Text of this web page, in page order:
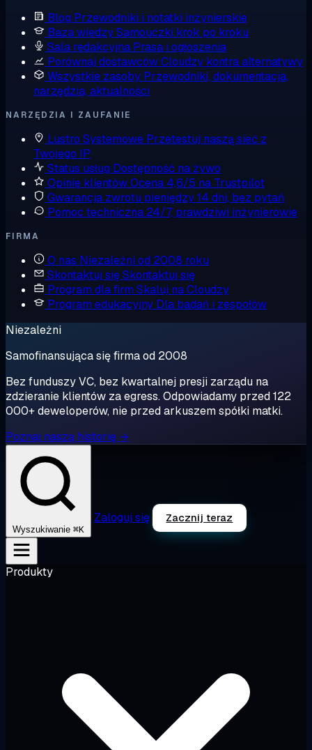
Blog Przewodniki i notatki inżynierskie
Baza wiedzySamouczki krok po kroku
Sala redakcyjna Prasa i ogłoszenia
Porównaj dostawcówCloudzy kontra alternatywy
Wszystkie zasoby Przewodniki, dokumentacja,
narzędzia, aktualności
NARZĘDZIA I ZAUFANIE
Lustro Systemowe Przetestuj naszą sieć z
Twojego IP
Status usług Dostępność na żywo
Opinie klientówOcena 4,6/5 na Trustpilot
Gwarancja zwrotu pieniędzy14 dni, bez pytań
Pomoc techniczna 24/7, prawdziwi inżynierowie
FIRMA
O nas Niezależni od 2008 roku
Skontaktuj sięSkontaktuj się
Program dla firm Skaluj na Cloudzy
Program edukacyjny Dla badań i zespołów
Niezależni
Samofinansująca się firma od 2008
Bez funduszy VC, bez kwartalnej presji zarządu na
zdzieranie klientów za egress. Odpowiadamy przed 122
000+ deweloperów, nie przed arkuszem spółki matki.
Poznaj naszą historię →
Wyszukiwanie ⌘K
Zaloguj się Zacznij teraz
Produkty